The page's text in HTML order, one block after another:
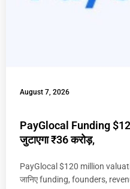
August 7, 2026
PayGlocal Funding
जुटाएगा ₹36 करोड़,
PayGlocal $120 million
जानिए funding, founders,